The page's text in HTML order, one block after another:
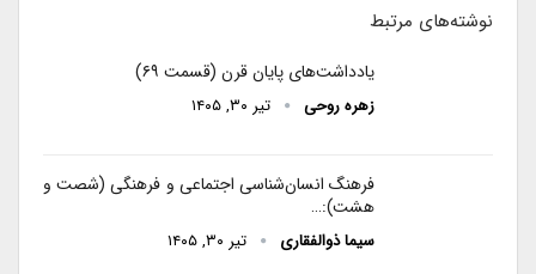
نوشته‌های مرتبط
یادداشت‌های پایان قرن (قسمت ۶۹)
زهره روحی تیر ۳۰, ۱۴۰۵
فرهنگ انسان‌شناسی اجتماعی و فرهنگی (شصت و
هشت):…
سیما ذوالفقاری تیر ۳۰, ۱۴۰۵